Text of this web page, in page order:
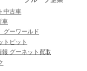
中古車
車
グーワールド
トピット
グーネット買取